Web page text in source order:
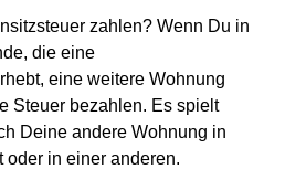
zahlen? Wenn Du in
die eine
eine weitere Wohnung
Steuer bezahlen. Es spielt
Deine andere Wohnung in
oder in einer anderen.